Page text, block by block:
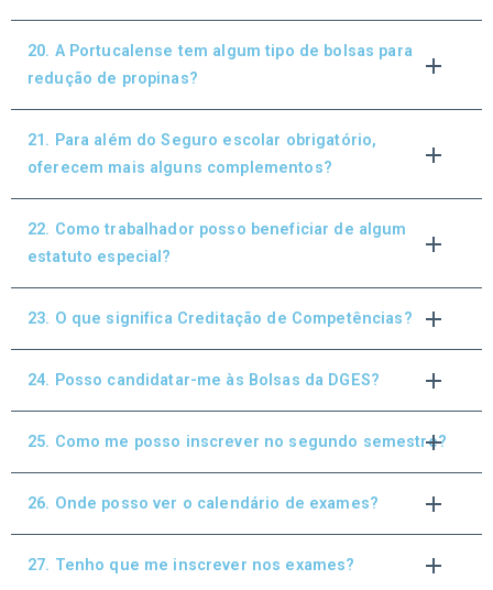
20. A Portucalense tem algum tipo de bolsas para
redução de propinas?
21. Para além do Seguro escolar obrigatório,
oferecem mais alguns complementos?
22. Como trabalhador posso beneficiar de algum
estatuto especial?
23. O que significa Creditação de Competências?
24. Posso candidatar-me às Bolsas da DGES?
25. Como me posso inscrever no segundo semestre?
26. Onde posso ver o calendário de exames?
27. Tenho que me inscrever nos exames?